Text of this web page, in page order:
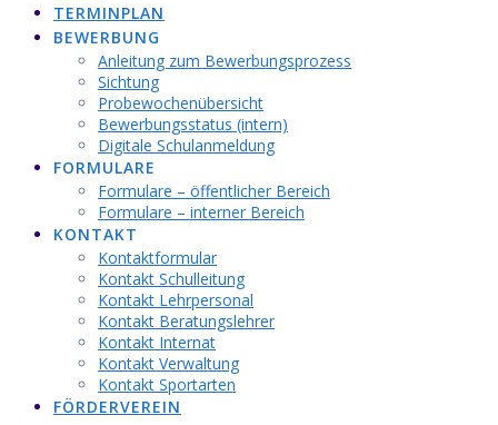
TERMINPLAN
BEWERBUNG
Anleitung zum Bewerbungsprozess
Sichtung
Probewochenübersicht
Bewerbungsstatus (intern)
Digitale Schulanmeldung
FORMULARE
Formulare – öffentlicher Bereich
Formulare – interner Bereich
KONTAKT
Kontaktformular
Kontakt Schulleitung
Kontakt Lehrpersonal
Kontakt Beratungslehrer
Kontakt Internat
Kontakt Verwaltung
Kontakt Sportarten
FÖRDERVEREIN